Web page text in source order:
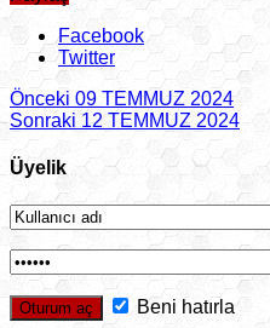
Facebook
Twitter
Önceki 09 TEMMUZ 2024
Sonraki 12 TEMMUZ 2024
Üyelik
Beni hatırla